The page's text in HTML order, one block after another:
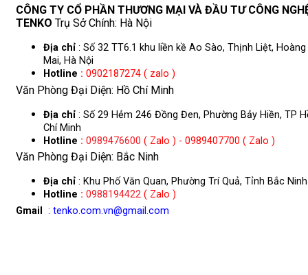
CÔNG TY CỔ PHẦN THƯƠNG MẠI VÀ ĐẦU TƯ CÔNG
TENKO Trụ Sở Chính: Hà Nội
Địa chỉ : Số 32 TT6.1 khu liền kề Ao Sào, Thịnh Liệt, Hoàng
Mai, Hà Nội
Hotline : 0902187274 ( zalo )
Văn Phòng Đại Diện: Hồ Chí Minh
Địa chỉ : Số 29 Hẻm 246 Đồng Đen, Phường Bảy Hiền, TP
Chí Minh
Hotline : 0989476600 ( Zalo ) - 0989407700 ( Zalo )
Văn Phòng Đại Diện: Bắc Ninh
Địa chỉ : Khu Phố Văn Quan, Phường Trí Quả, Tỉnh Bắc Ninh
Hotline : 0988194422 ( Zalo )
Gmail
: tenko.com.vn@gmail.com